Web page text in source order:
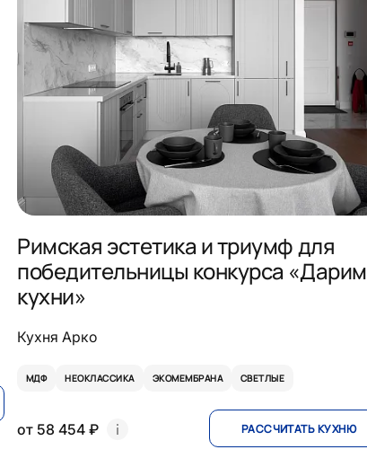
Римская эстетика и триумф для
победительницы конкурса «Дарим
кухни»
Кухня Арко
МДФ НЕОКЛАССИКА ЭКОМЕМБРАНА СВЕТЛЫЕ
от 58 454 ₽ РАССЧИТАТЬ КУХНЮ